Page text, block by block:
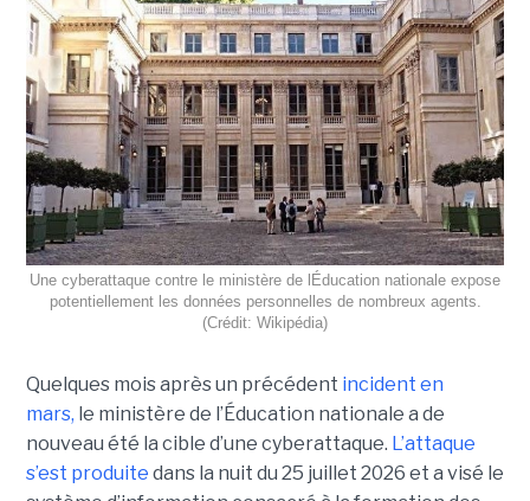
Une cyberattaque contre le ministère de lÉducation nationale expose
potentiellement les données personnelles de nombreux agents.
(Crédit: Wikipédia)
Quelques mois après un précédent incident en
mars, le ministère de l’Éducation nationale a de
nouveau été la cible d’une cyberattaque. L’attaque
s’est produite dans la nuit du 25 juillet 2026 et a visé le